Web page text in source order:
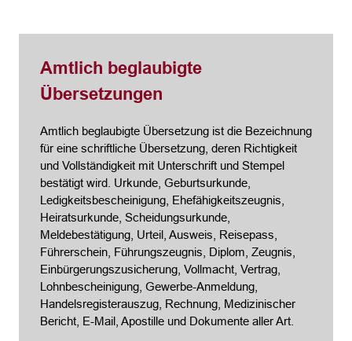
Amtlich beglaubigte
Übersetzungen
Amtlich beglaubigte Übersetzung ist die Bezeichnung
für eine schriftliche Übersetzung, deren Richtigkeit
und Vollständigkeit mit Unterschrift und Stempel
bestätigt wird. Urkunde, Geburtsurkunde,
Ledigkeitsbescheinigung, Ehefähigkeitszeugnis,
Heiratsurkunde, Scheidungsurkunde,
Meldebestätigung, Urteil, Ausweis, Reisepass,
Führerschein, Führungszeugnis, Diplom, Zeugnis,
Einbürgerungszusicherung, Vollmacht, Vertrag,
Lohnbescheinigung, Gewerbe-Anmeldung,
Handelsregisterauszug, Rechnung, Medizinischer
Bericht, E-Mail, Apostille und Dokumente aller Art.